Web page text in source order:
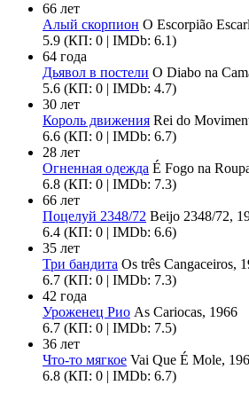
66 лет
Алый скорпион O Escorpião
5.9 (КП: 0 | IMDb: 6.1)
64 года
Дьявол в постели O Diabo na
5.6 (КП: 0 | IMDb: 4.7)
30 лет
Король движения Rei do
6.6 (КП: 0 | IMDb: 6.7)
28 лет
Огненная одежда É Fogo na
6.8 (КП: 0 | IMDb: 7.3)
66 лет
Поцелуй 2348/72 Beijo 2348/72,
6.4 (КП: 0 | IMDb: 6.6)
35 лет
Три бандита Os três Cangaceiros,
6.7 (КП: 0 | IMDb: 7.3)
42 года
Уроженец Рио As Cariocas, 1966
6.7 (КП: 0 | IMDb: 7.5)
36 лет
Что-то мягкое Vai Que É Mole,
6.8 (КП: 0 | IMDb: 6.7)